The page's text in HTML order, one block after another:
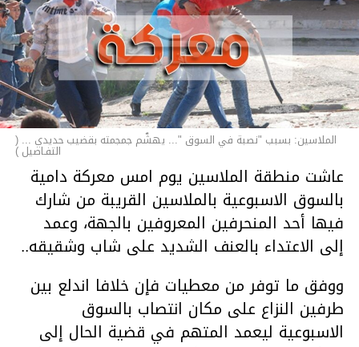
الملاسين: بسبب "نصبة في السوق "... يهشّم جمجمته بقضيب حديدي ... (
التفـاصيل )
عاشت منطقة الملاسين يوم امس معركة دامية
بالسوق الاسبوعية بالملاسين القريبة من شارك
فيها أحد المنحرفين المعروفين بالجهة، وعمد
إلى الاعتداء بالعنف الشديد على شاب وشقيقه..
ووفق ما توفر من معطيات فإن خلافا اندلع بين
طرفين النزاع على مكان انتصاب بالسوق
الاسبوعية ليعمد المتهم في قضية الحال إلى